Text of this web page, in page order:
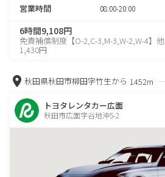
営業時間 08:00-20:00
6時間9,108円
免責補償制度【O-2,C-3,M-3,W-2,W-4】他
1,430円
秋田県秋田市柳田字竹生から 1452m
トヨタレンタカー広面
秋田市広面字谷地沖5-2